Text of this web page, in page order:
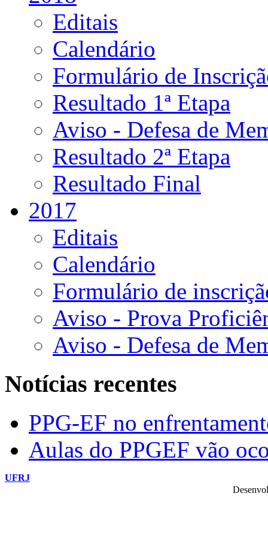
Editais
Calendário
Formulário de
Resultado 1ª Etapa
Aviso - Defesa de
Resultado 2ª Etapa
Resultado Final
2017
Editais
Calendário
Formulário de
Aviso - Prova
Aviso - Defesa de
Notícias recentes
PPG-EF no
Aulas do PPGEF vão
UFRJ